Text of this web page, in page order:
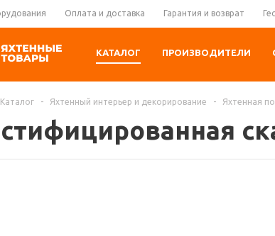
Оплата и доставка Гарантия и возврат
КАТАЛОГ ПРОИЗВОДИТЕЛИ
Каталог - Яхтенный интерьер и декорирование - Яхтенная